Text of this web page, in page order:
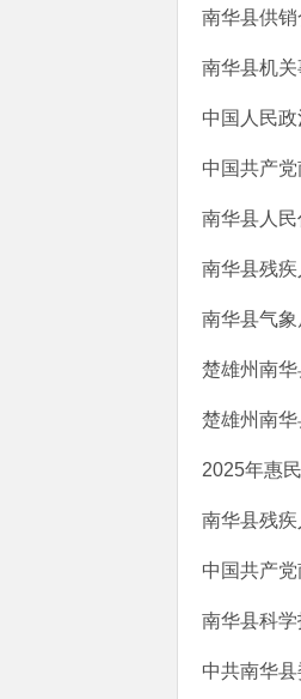
南华县供
南华县机
中国人民
中国共产
南华县人
南华县残
南华县气
楚雄州南
楚雄州南
2025年惠
南华县残
中国共产
南华县科
中共南华